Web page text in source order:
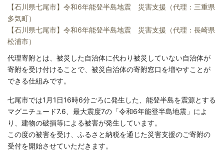
【石川県七尾市】令和6年能登半島地震 災害支援（代理：三重県
多気町）
【石川県七尾市】令和6年能登半島地震 災害支援（代理：長崎県
松浦市）
代理寄附とは、被災した自治体に代わり被災していない自治体が
寄附を受け付けることで、被災自治体の寄附窓口を増やすことが
できる仕組みです。
七尾市では1月1日16時6分ごろに発生した、能登半島を震源とする
マグニチュード7.6、最大震度7の「令和6年能登半島地震」によ
り、建物の破損等による被害が発生しています。
この度の被害を受け、ふるさと納税を通じた災害支援のご寄附の
受付を開始させていただきます。